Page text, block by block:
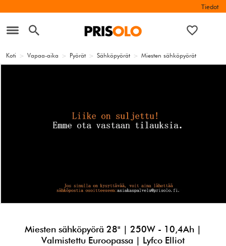
Tiedot
Koti > Vapaa-aika > Pyörät > Sähköpyörät > Miesten sähköpyörät
Miesten sähköpyörä 28" | 250W - 10,4Ah |
Valmistettu Euroopassa | Lyfco Elliot